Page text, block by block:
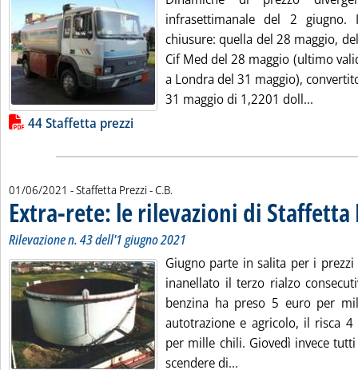
infrasettimanale del 2
chiusure: quella del 28 maggio,
Cif Med del 28 maggio (ultimo
a Londra del 31 maggio),
31 maggio di 1,2201 doll...
Lista allegati PDF alla notizia
44 Staffetta prezzi
01/06/2021 - Staffetta Prezzi -di:
C.B.
Extra-rete: le rilevazioni di Staffetta
Rilevazione n. 43 dell'1 giugno 2021
Giugno parte in salita per i
inanellato il terzo rialzo
benzina ha preso 5 euro per
autotrazione e agricolo, il risca
per mille chili. Giovedì invece
scendere di...